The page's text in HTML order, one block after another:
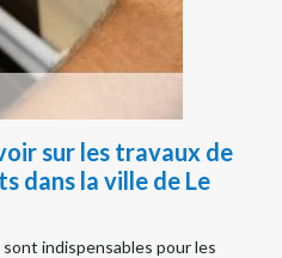
sur les travaux de
dans la ville de Le
indispensables pour les